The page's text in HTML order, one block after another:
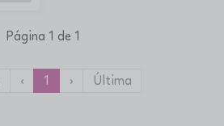
Página 1 de 1
‹ 1 › Última